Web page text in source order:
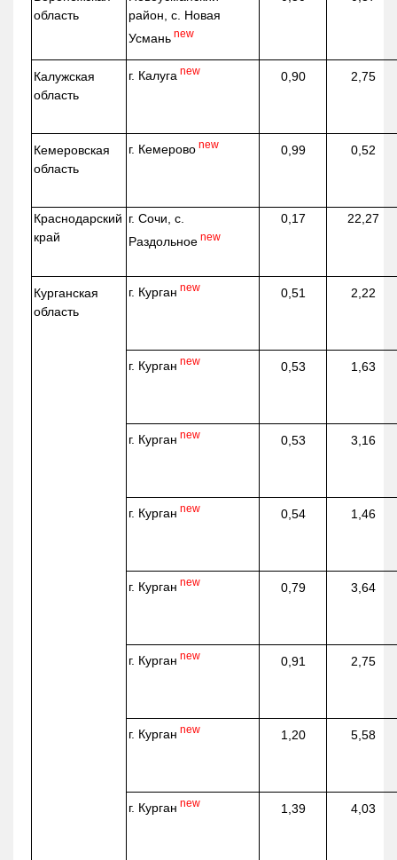
область
район, с. Новая
Усмань new
Калужская
область
г. Калуга new 0,90 2,75
Кемеровская
область
г. Кемерово new 0,99 0,52
Краснодарский
край
г. Сочи, с.
Раздольное new
0,17 22,27
Курганская
область
г. Курган new 0,51 2,22
г. Курган new 0,53 1,63
г. Курган new 0,53 3,16
г. Курган new 0,54 1,46
г. Курган new 0,79 3,64
г. Курган new 0,91 2,75
г. Курган new 1,20 5,58
г. Курган new 1,39 4,03